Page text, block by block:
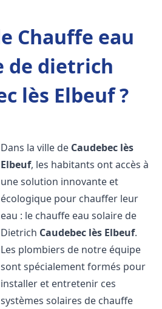
Chauffe eau
de dietrich
lès Elbeuf ?
Dans la ville de Caudebec lès
Elbeuf, les habitants ont accès à
une solution innovante et
écologique pour chauffer leur
eau : le chauffe eau solaire de
Dietrich Caudebec lès Elbeuf.
Les plombiers de notre équipe
sont spécialement formés pour
installer et entretenir ces
systèmes solaires de chauffe